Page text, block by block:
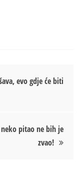
evo gdje će biti
neko pitao ne bih je
zvao!